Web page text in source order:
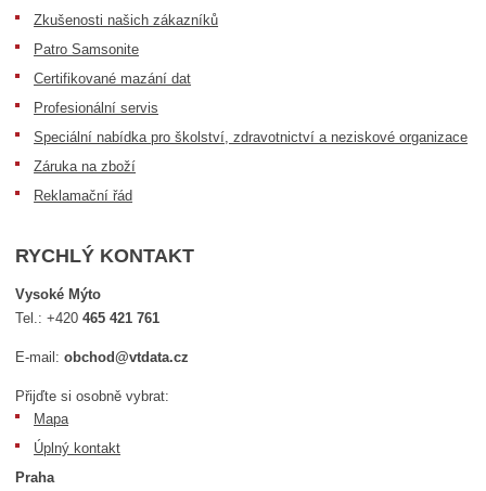
Zkušenosti našich zákazníků
Patro Samsonite
Certifikované mazání dat
Profesionální servis
Speciální nabídka pro školství, zdravotnictví a neziskové organizace
Záruka na zboží
Reklamační řád
RYCHLÝ KONTAKT
Vysoké Mýto
Tel.:+420465 421 761
E-mail:obchod@vtdata.cz
Přijďte si osobně vybrat:
Mapa
Úplný kontakt
Praha